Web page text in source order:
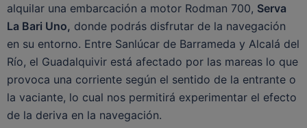
alquilar una embarcación a motor Rodman 700, Serva
La Bari Uno, donde podrás disfrutar de la navegación
en su entorno. Entre Sanlúcar de Barrameda y Alcalá del
Río, el Guadalquivir está afectado por las mareas lo que
provoca una corriente según el sentido de la entrante o
la vaciante, lo cual nos permitirá experimentar el efecto
de la deriva en la navegación.